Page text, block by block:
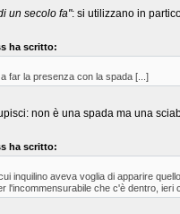
un secolo fa": si utilizzano in
ha scritto:
far la presenza con la spada [...]
non è una spada ma una
ha scritto:
inquilino aveva voglia di apparire
l'incommensurabile che c'è dentro, ieri